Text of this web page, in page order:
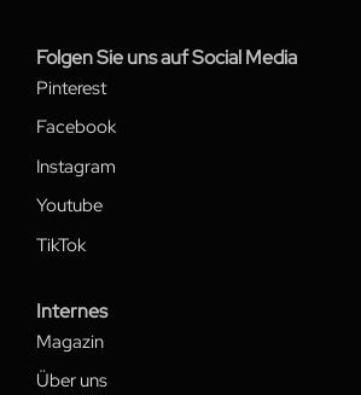
Folgen Sie uns auf Social Media
Pinterest
Facebook
Instagram
Youtube
TikTok
Internes
Magazin
Über uns